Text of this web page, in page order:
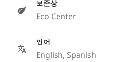
보존상
Eco Center
언어
English, Spanish